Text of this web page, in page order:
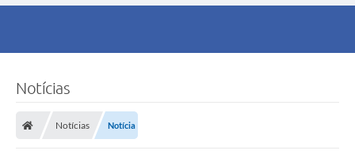
Notícias
Notícias Notícia